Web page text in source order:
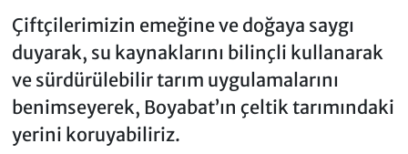
Çiftçilerimizin emeğine ve doğaya saygı
duyarak, su kaynaklarını bilinçli kullanarak
ve sürdürülebilir tarım uygulamalarını
benimseyerek, Boyabat’ın çeltik tarımındaki
yerini koruyabiliriz.